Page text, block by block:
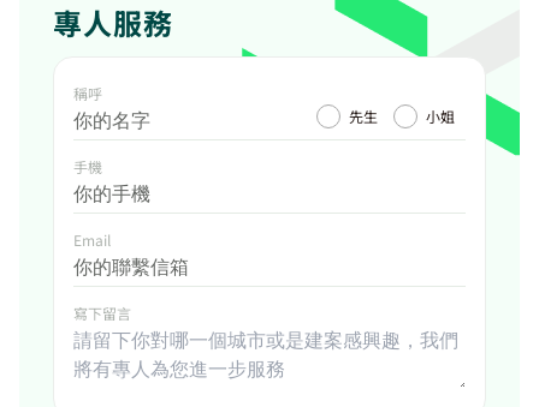
專人服務
稱呼
先生
小姐
手機
Email
寫下留言